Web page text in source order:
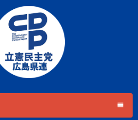
県総支部連合会